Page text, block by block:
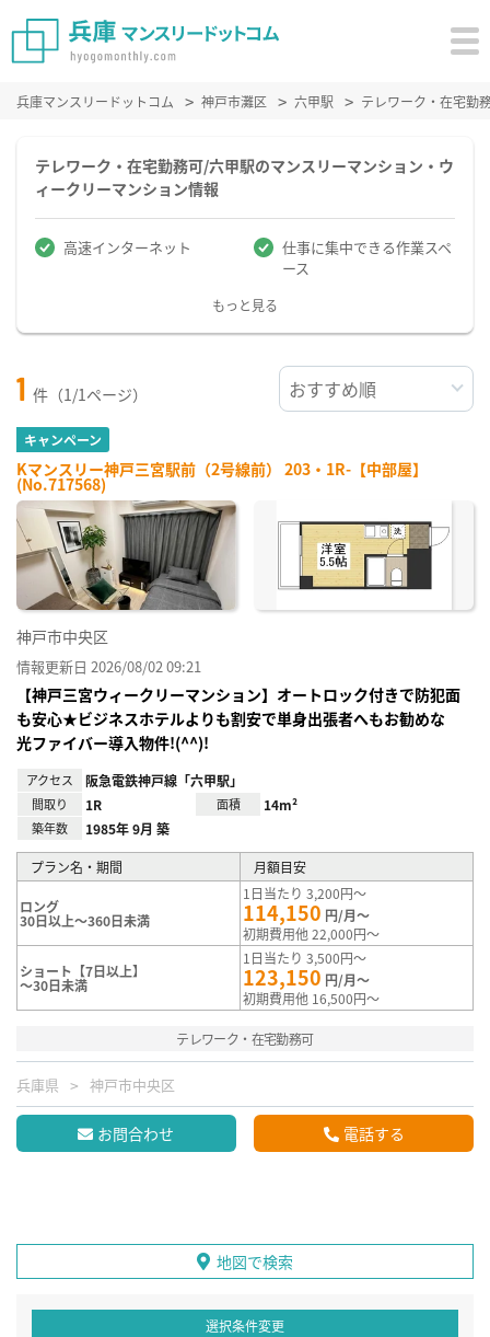
兵庫マンスリードットコム 神戸市灘区 六甲駅 テレワーク・在宅勤
テレワーク・在宅勤務可/六甲駅のマンスリーマンション・ウ
ィークリーマンション情報
高速インターネット
仕事に集中できる作業スペ
ース
もっと見る
1 件（1/1ページ）
キャンペーン
Kマンスリー神戸三宮駅前（2号線前） 203・1R-【中部屋】
(No.717568)
神戸市中央区
情報更新日 2026/08/02 09:21
【神戸三宮ウィークリーマンション】オートロック付きで防犯面
も安心★ビジネスホテルよりも割安で単身出張者へもお勧めな
光ファイバー導入物件!(^^)!
アクセス 阪急電鉄神戸線「六甲駅」
間取り 1R 面積 14m²
築年数 1985年 9月 築
プラン名・期間 月額目安
ロング
30日以上～360日未満
1日当たり 3,200円～
114,150 円/月～
初期費用他 22,000円～
ショート【7日以上】
～30日未満
1日当たり 3,500円～
123,150 円/月～
初期費用他 16,500円～
テレワーク・在宅勤務可
兵庫県 神戸市中央区
お問合わせ 電話する
地図で検索
選択条件変更